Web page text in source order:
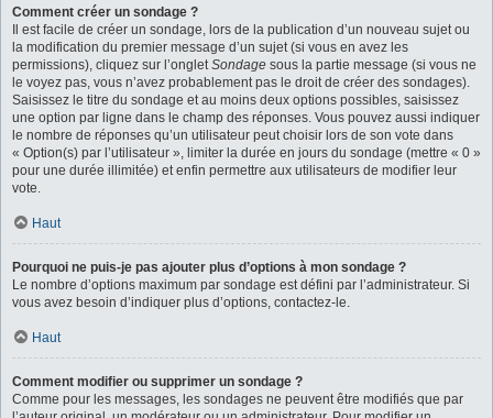
Comment créer un sondage ?
Il est facile de créer un sondage, lors de la publication d’un nouveau sujet ou
la modification du premier message d’un sujet (si vous en avez les
permissions), cliquez sur l’ongletSondage sous la partie message (si vous ne
le voyez pas, vous n’avez probablement pas le droit de créer des sondages).
Saisissez le titre du sondage et au moins deux options possibles, saisissez
une option par ligne dans le champ des réponses. Vous pouvez aussi indiquer
le nombre de réponses qu’un utilisateur peut choisir lors de son vote dans
« Option(s) par l’utilisateur », limiter la durée en jours du sondage (mettre « 0 »
pour une durée illimitée) et enfin permettre aux utilisateurs de modifier leur
vote.
Haut
Pourquoi ne puis-je pas ajouter plus d’options à mon sondage ?
Le nombre d’options maximum par sondage est défini par l’administrateur. Si
vous avez besoin d’indiquer plus d’options, contactez-le.
Haut
Comment modifier ou supprimer un sondage ?
Comme pour les messages, les sondages ne peuvent être modifiés que par